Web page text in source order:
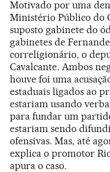
Motivado por uma
Ministério Público do
suposto gabinete do
gabinetes de
correligionário, o
Cavalcante. Ambos
houve foi uma
estaduais ligados ao
estariam usando
para fundar um
estariam sendo
ofensivas. Mas, até
explica o promotor
apura o caso.